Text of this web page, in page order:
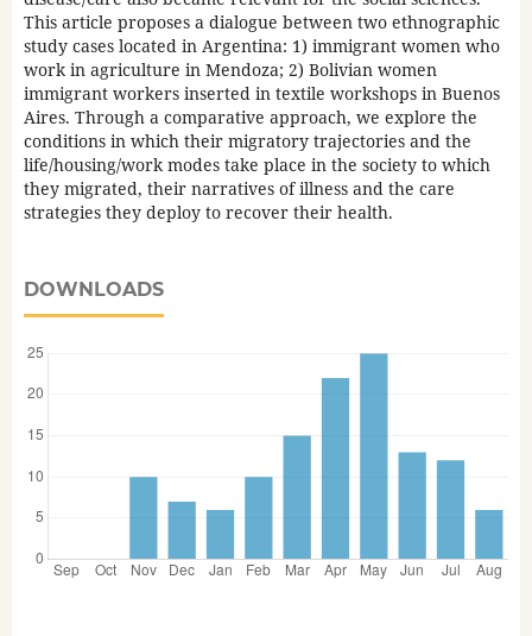
This article proposes a dialogue between two ethnographic
study cases located in Argentina: 1) immigrant women who
work in agriculture in Mendoza; 2) Bolivian women
immigrant workers inserted in textile workshops in Buenos
Aires. Through a comparative approach, we explore the
conditions in which their migratory trajectories and the
life/housing/work modes take place in the society to which
they migrated, their narratives of illness and the care
strategies they deploy to recover their health.
DOWNLOADS